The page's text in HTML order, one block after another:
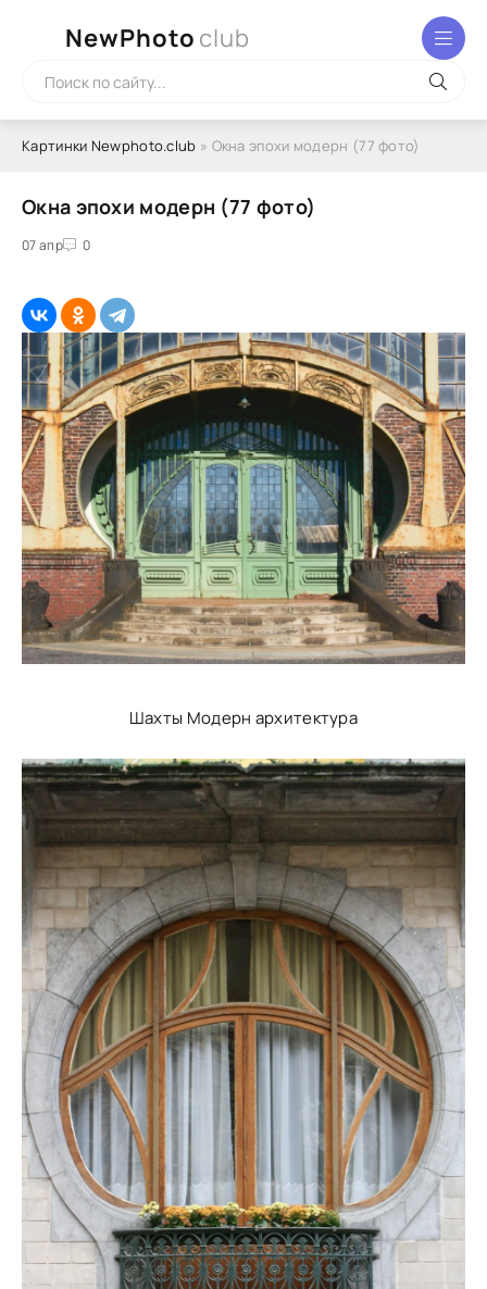
NewPhoto club
Картинки Newphoto.club » Окна эпохи модерн (77 фото)
Окна эпохи модерн (77 фото)
07 апр 0
Шахты Модерн архитектура